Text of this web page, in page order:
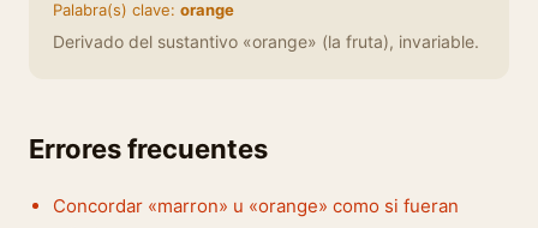
Palabra(s) clave: orange
Derivado del sustantivo «orange» (la fruta), invariable.
Errores frecuentes
Concordar «marron» u «orange» como si fueran